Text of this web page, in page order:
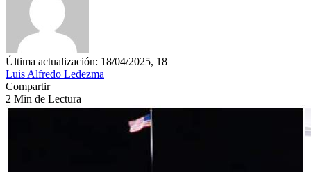
Última actualización: 18/04/2025, 18
Luis Alfredo Ledezma
Compartir
2 Min de Lectura